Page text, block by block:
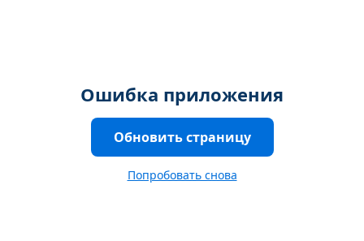
Ошибка приложения
Обновить страницу
Попробовать снова